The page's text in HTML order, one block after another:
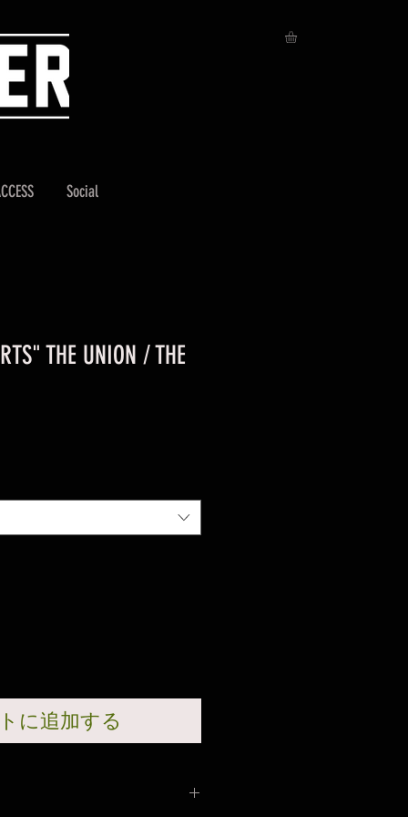
Social
THE UNION / THE
に追加する